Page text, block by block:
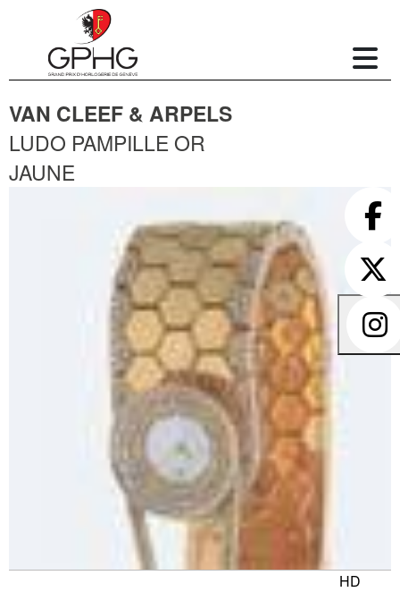
VAN CLEEF & ARPELS
LUDO PAMPILLE OR
JAUNE
HD